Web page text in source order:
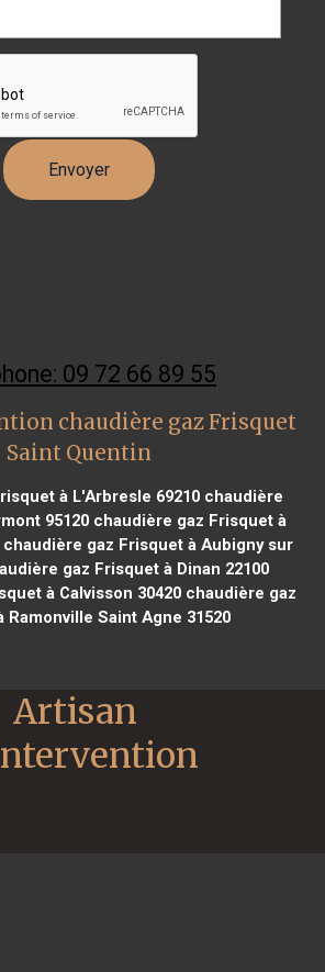
09 72 66 89 55
chaudière gaz Frisquet
Saint Quentin
à L'Arbresle 69210chaudière
95120 chaudière gaz Frisquet à
gaz Frisquet à Aubigny sur
gaz Frisquet à Dinan 22100
à Calvisson 30420chaudière gaz
Ramonville Saint Agne 31520
Artisan